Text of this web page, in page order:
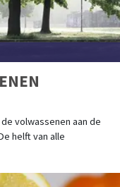
de volwassenen aan de
helft van alle